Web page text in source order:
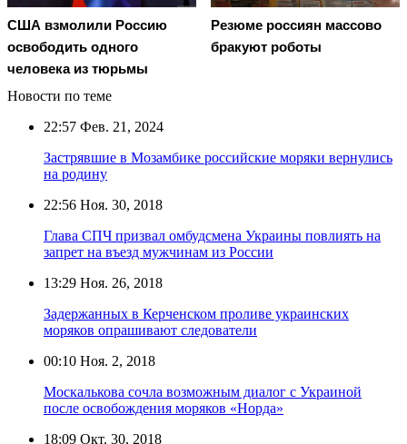
США взмолили Россию
освободить одного
человека из тюрьмы
Резюме россиян массово
бракуют роботы
Новости по теме
22:57 Фев. 21, 2024
Застрявшие в Мозамбике российские моряки вернулись
на родину
22:56 Ноя. 30, 2018
Глава СПЧ призвал омбудсмена Украины повлиять на
запрет на въезд мужчинам из России
13:29 Ноя. 26, 2018
Задержанных в Керченском проливе украинских
моряков опрашивают следователи
00:10 Ноя. 2, 2018
Москалькова сочла возможным диалог с Украиной
после освобождения моряков «Норда»
18:09 Окт. 30, 2018